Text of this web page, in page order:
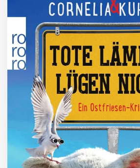
ZUM BUCH